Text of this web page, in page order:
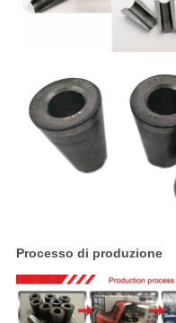
Processo di produzione